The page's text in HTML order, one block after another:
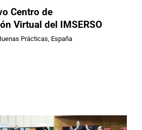
Centro de
Virtual del IMSERSO
Prácticas, España
Otro paso fundamental